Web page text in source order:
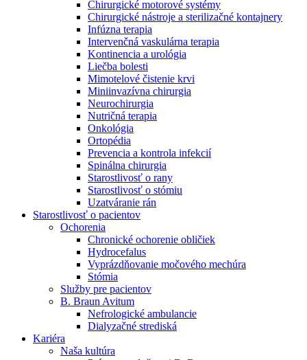
Nefrologické ambulancie
V nefrologických ambulanciách prevádzkujeme poradenstvo
a prípravu pacientov k jednotlivým metódam náhrady funkcie
obličiek. Zvoľte si mesto, ktoré potrebujete a navštívte nás.
Chirurgické motorové systémy
Chirurgické nástroje a sterilizačné kontajnery
Infúzna terapia
Intervenčná vaskulárna terapia
Kontinencia a urológia
Liečba bolesti
Mimotelové čistenie krvi
Miniinvazívna chirurgia
Neurochirurgia
Nutričná terapia
Onkológia
Ortopédia
Prevencia a kontrola infekcií
Spinálna chirurgia
Starostlivosť o rany
Starostlivosť o stómiu
Uzatváranie rán
Starostlivosť o pacientov
Ochorenia
Chronické ochorenie obličiek
Hydrocefalus
Vyprázdňovanie močového mechúra
Stómia
Služby pre pacientov
B. Braun Avitum
Nefrologické ambulancie
Dialyzačné strediská
Kariéra
Naša kultúra